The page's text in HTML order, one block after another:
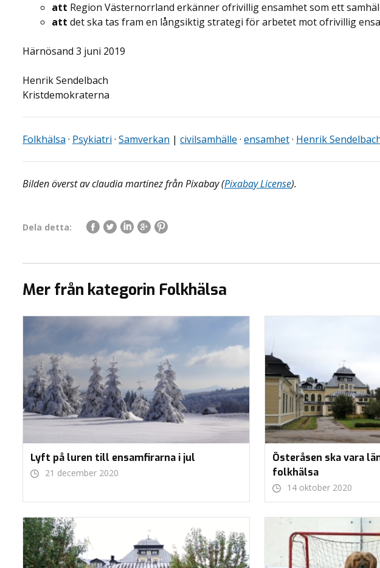
att Region Västernorrland erkänner ofrivillig ensamhet som ett
att det ska tas fram en långsiktig strategi för arbetet mot ofrivillig
Härnösand 3 juni 2019
Henrik Sendelbach
Kristdemokraterna
Folkhälsa · Psykiatri · Samverkan | civilsamhälle · ensamhet· Henrik
Bilden överst av claudia martinez från Pixabay (Pixabay License).
Dela detta:
Mer från kategorin Folkhälsa
Lyft på luren till ensamfirarna i jul
21 december 2020
Österåsen ska vara
folkhälsa
14 oktober 2020